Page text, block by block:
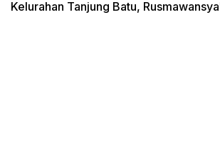
Kelurahan Tanjung Batu,